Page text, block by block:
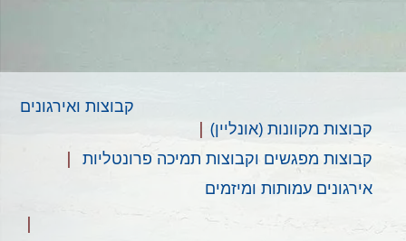
קבוצות ואירגונים
קבוצות מקוונות (אונליין)
קבוצות מפגשים​ וקבוצות תמיכה פרונטליות ​
אירגונים עמותות ומיזמים​